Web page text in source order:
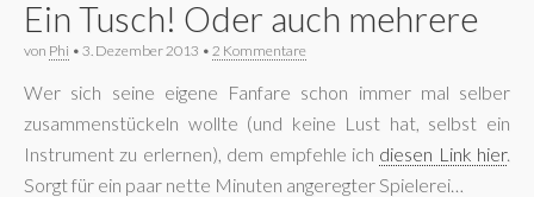
Ein Tusch! Oder auch mehrere
von Phi • 3. Dezember 2013 • 2 Kommentare
Wer sich seine eigene Fanfare schon immer mal selber
zusammenstückeln wollte (und keine Lust hat, selbst ein
Instrument zu erlernen), dem empfehle ich diesen Link hier.
Sorgt für ein paar nette Minuten angeregter Spielerei…